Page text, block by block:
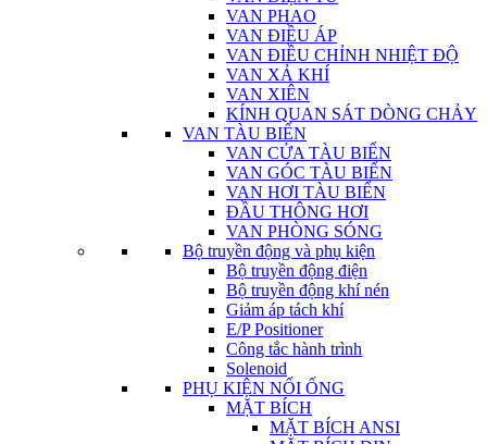
VAN PHAO
VAN ĐIỀU ÁP
VAN ĐIỀU CHỈNH NHIỆT ĐỘ
VAN XẢ KHÍ
VAN XIÊN
KÍNH QUAN SÁT DÒNG CHẢY
VAN TÀU BIỂN
VAN CỬA TÀU BIỂN
VAN GÓC TÀU BIỂN
VAN HƠI TÀU BIỂN
ĐẦU THÔNG HƠI
VAN PHÒNG SÓNG
Bộ truyền động và phụ kiện
Bộ truyền động điện
Bộ truyền động khí nén
Giảm áp tách khí
E/P Positioner
Công tắc hành trình
Solenoid
PHỤ KIỆN NỐI ỐNG
MẶT BÍCH
MẶT BÍCH ANSI